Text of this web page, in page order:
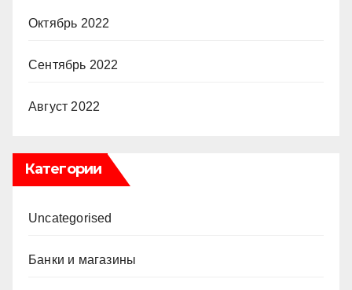
Октябрь 2022
Сентябрь 2022
Август 2022
Категории
Uncategorised
Банки и магазины